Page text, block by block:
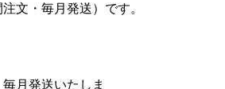
文・毎月発送）です。
月発送いたしま